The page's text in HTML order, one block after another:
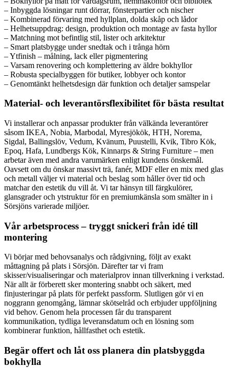
– Inbyggda lösningar runt dörrar, fönsterpartier och nischer
– Kombinerad förvaring med hyllplan, dolda skåp och lådor
– Helhetsuppdrag: design, produktion och montage av fasta hyllor
– Matchning mot befintlig stil, lister och arkitektur
– Smart platsbygge under snedtak och i trånga hörn
– Ytfinish – målning, lack eller pigmentering
– Varsam renovering och komplettering av äldre bokhyllor
– Robusta specialbyggen för butiker, lobbyer och kontor
– Genomtänkt helhetsdesign där funktion och detaljer samspelar
Material- och leverantörsflexibilitet för bästa resultat
Vi installerar och anpassar produkter från välkända leverantörer
såsom IKEA, Nobia, Marbodal, Myresjökök, HTH, Norema,
Sigdal, Ballingslöv, Vedum, Kvänum, Puustelli, Kvik, Tibro Kök,
Epoq, Hafa, Lundbergs Kök, Kinnarps & String Furniture – men
arbetar även med andra varumärken enligt kundens önskemål.
Oavsett om du önskar massivt trä, fanér, MDF eller en mix med glas
och metall väljer vi material och beslag som håller över tid och
matchar den estetik du vill åt. Vi tar hänsyn till färgkulörer,
glansgrader och ytstruktur för en premiumkänsla som smälter in i
Sörsjöns varierade miljöer.
Vår arbetsprocess – tryggt snickeri från idé till
montering
Vi börjar med behovsanalys och rådgivning, följt av exakt
måttagning på plats i Sörsjön. Därefter tar vi fram
skisser/visualiseringar och materialprov innan tillverkning i verkstad.
När allt är förberett sker montering snabbt och säkert, med
finjusteringar på plats för perfekt passform. Slutligen gör vi en
noggrann genomgång, lämnar skötselråd och erbjuder uppföljning
vid behov. Genom hela processen får du transparent
kommunikation, tydliga leveransdatum och en lösning som
kombinerar funktion, hållfasthet och estetik.
Begär offert och låt oss planera din platsbyggda
bokhylla